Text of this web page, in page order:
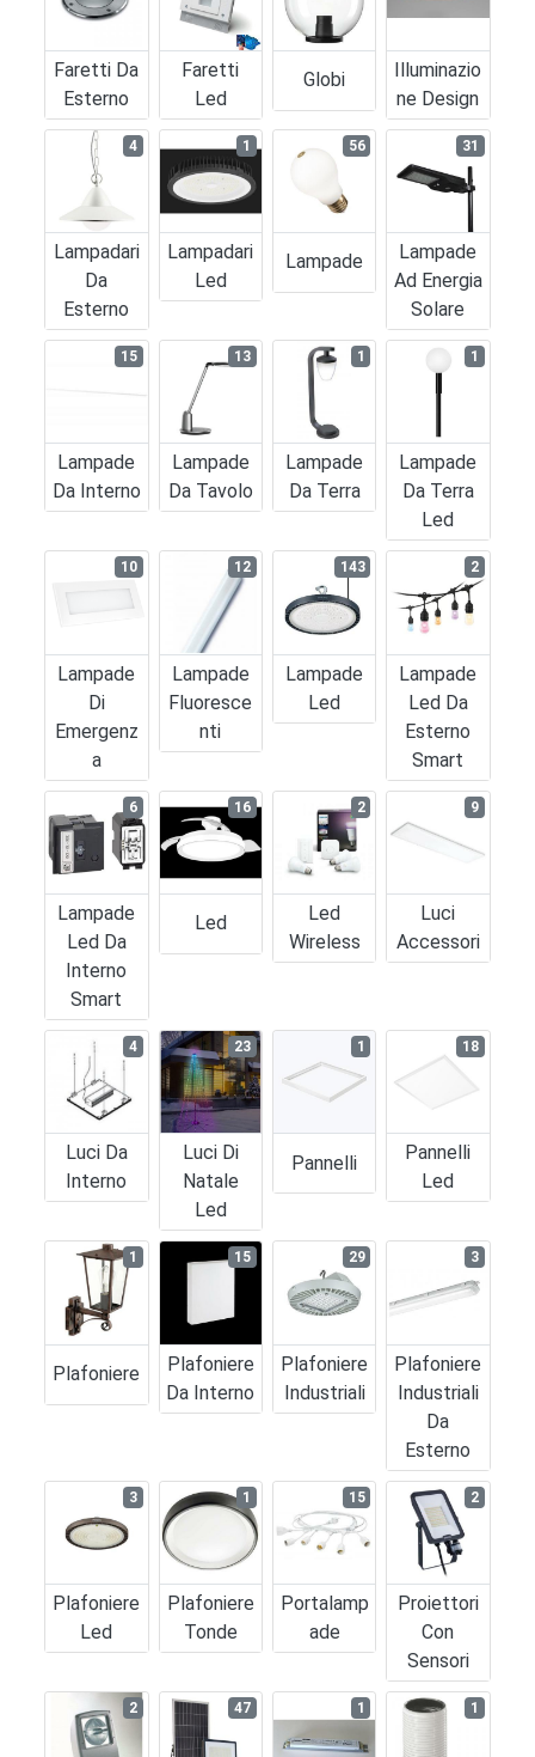
Faretti Da
Esterno
Faretti
Led
Globi
Illuminazio
Ne Design
Lampadari
Da
Esterno
4
Lampadari
Led
1
Lampade
56
Lampade
Ad Energia
Solare
31
Lampade
Da Interno
15
Lampade
Da Tavolo
13
Lampade
Da Terra
1
Lampade
Da Terra
Led
1
Lampade
Di
Emergenz
A
10
Lampade
Fluoresce
Nti
12
Lampade
Led
143
Lampade
Led Da
Esterno
Smart
2
Lampade
Led Da
Interno
Smart
6
Led
16
Led
Wireless
2
Luci
Accessori
9
Luci Da
Interno
4
Luci Di
Natale
Led
23
Pannelli
1
Pannelli
Led
18
Plafoniere
1
Plafoniere
Da Interno
15
Plafoniere
Industriali
29
Plafoniere
Industriali
Da
Esterno
3
Plafoniere
Led
3
Plafoniere
Tonde
1
Portalamp
Ade
15
Proiettori
Con
Sensori
2
2 47 1 1